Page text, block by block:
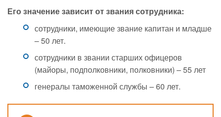
Его значение зависит от звания сотрудника:
сотрудники, имеющие звание капитан и младше
– 50 лет.
сотрудники в звании старших офицеров
(майоры, подполковники, полковники) – 55 лет
генералы таможенной службы – 60 лет.